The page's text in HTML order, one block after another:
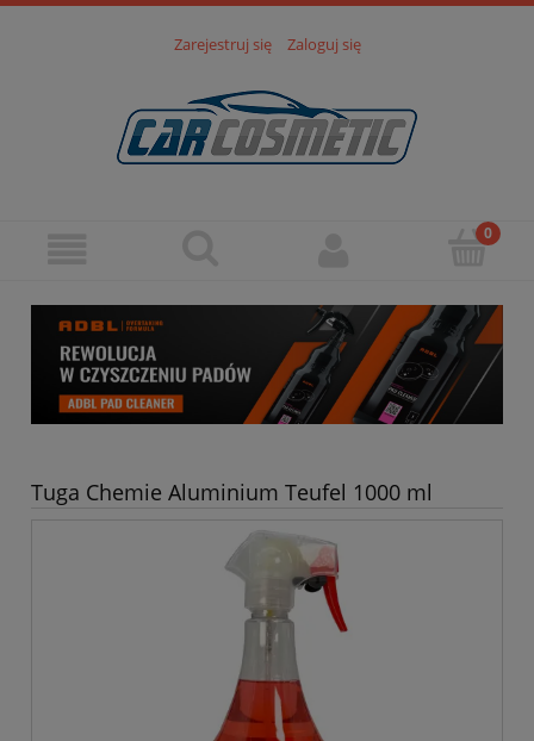
Zarejestruj się Zaloguj się
Tuga Chemie Aluminium Teufel 1000 ml